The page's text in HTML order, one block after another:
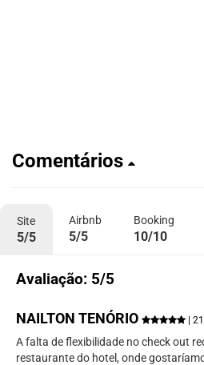
Comentários
Site
5/5
Airbnb
5/5
Booking
10/10
Avaliação: 5/5
NAILTON TENÓRIO |
A falta de flexibilidade no check out
restaurante do hotel, onde